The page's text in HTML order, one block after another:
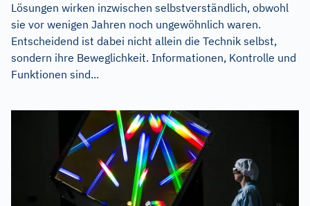
Lösungen wirken inzwischen selbstverständlich, obwohl
sie vor wenigen Jahren noch ungewöhnlich waren.
Entscheidend ist dabei nicht allein die Technik selbst,
sondern ihre Beweglichkeit. Informationen, Kontrolle und
Funktionen sind...